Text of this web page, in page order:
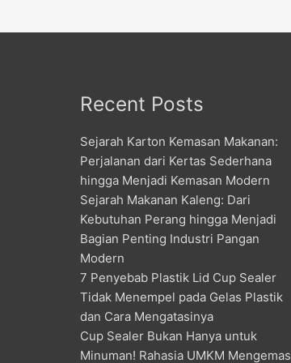
Recent Posts
Sejarah Karton Kemasan Makanan:
Perjalanan dari Kertas Sederhana
hingga Menjadi Kemasan Modern
Sejarah Makanan Kaleng: Dari
Kebutuhan Perang hingga Menjadi
Bagian Penting Industri Pangan
Modern
7 Penyebab Plastik Lid Cup Sealer
Tidak Menempel pada Gelas Plastik
dan Cara Mengatasinya
Cup Sealer Bukan Hanya untuk
Minuman! Rahasia UMKM Mengemas